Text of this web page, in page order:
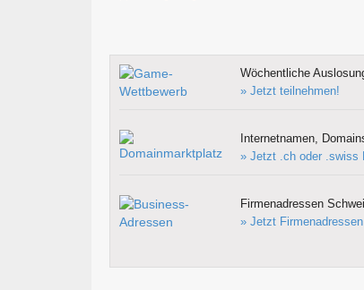
Wöchentliche
» Jetzt teilnehmen!
Internetnamen,
» Jetzt .ch oder .swiss
Firmenadressen
» Jetzt